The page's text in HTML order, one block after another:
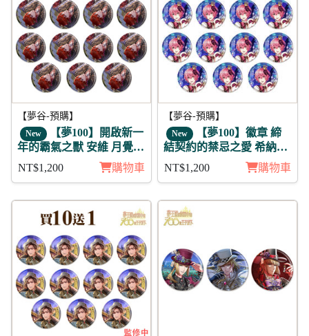
【夢谷-預購】
New 【夢100】開啟新一
年的霸氣之獸 安維 月覺
徽章11入組
NT$1,200 購物車
【夢谷-預購】
New 【夢100】徽章 締
結契約的禁忌之愛 希納達
11入
NT$1,200 購物車